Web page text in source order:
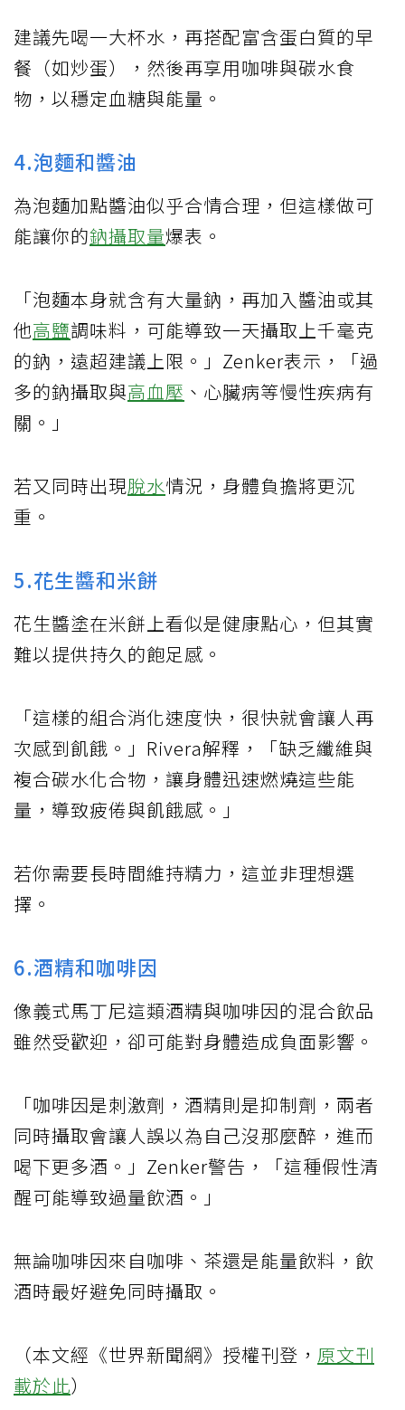
建議先喝一大杯水，再搭配富含蛋白質的早
餐（如炒蛋），然後再享用咖啡與碳水食
物，以穩定血糖與能量。
4.泡麵和醬油
為泡麵加點醬油似乎合情合理，但這樣做可
能讓你的鈉攝取量爆表。
「泡麵本身就含有大量鈉，再加入醬油或其
他高鹽調味料，可能導致一天攝取上千毫克
的鈉，遠超建議上限。」Zenker表示，「過
多的鈉攝取與高血壓 、心臟病等慢性疾病有
關。」
若又同時出現脫水情況，身體負擔將更沉
重。
5.花生醬和米餅
花生醬塗在米餅上看似是健康點心，但其實
難以提供持久的飽足感。
「這樣的組合消化速度快，很快就會讓人再
次感到飢餓。」Rivera解釋，「缺乏纖維與
複合碳水化合物，讓身體迅速燃燒這些能
量，導致疲倦與飢餓感。」
若你需要長時間維持精力，這並非理想選
擇。
6.酒精和咖啡因
像義式馬丁尼這類酒精與咖啡因的混合飲品
雖然受歡迎，卻可能對身體造成負面影響。
「咖啡因是刺激劑，酒精則是抑制劑，兩者
同時攝取會讓人誤以為自己沒那麼醉，進而
喝下更多酒。」Zenker警告，「這種假性清
醒可能導致過量飲酒。」
無論咖啡因來自咖啡、茶還是能量飲料，飲
酒時最好避免同時攝取。
（本文經《世界新聞網》授權刊登， 原文刊
載於此）